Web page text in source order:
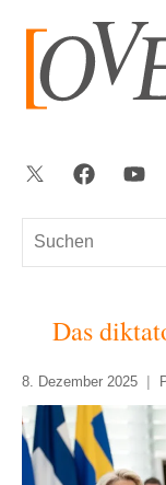
springen
Suchen
Twitter Facebook
Das
8. Dezember 2025